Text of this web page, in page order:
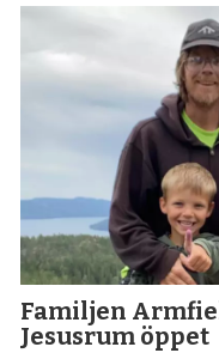
Familjen
Jesusrum öppet